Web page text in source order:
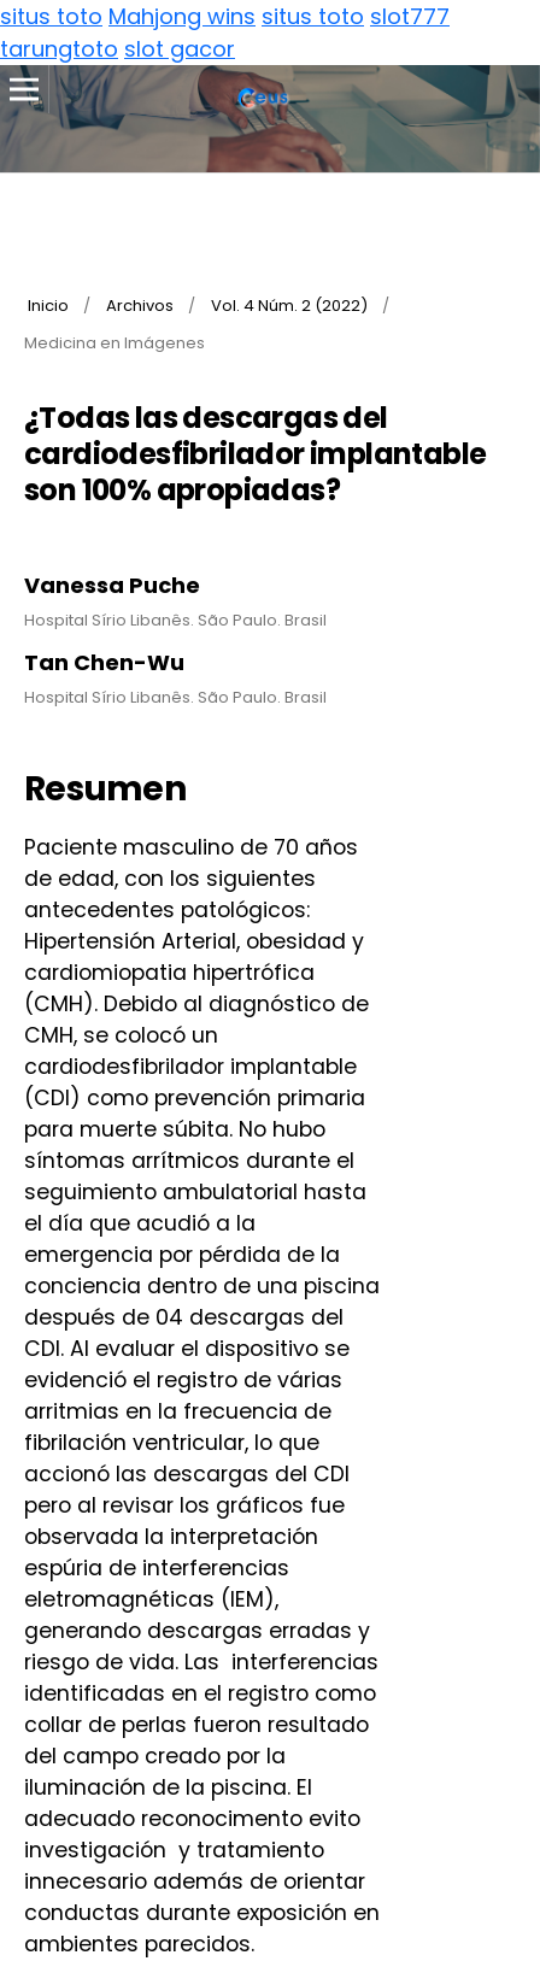
situs toto Mahjong wins situs toto slot777
tarungtoto slot gacor
Inicio / Archivos / Vol. 4 Núm. 2 (2022)
/
Medicina en Imágenes
¿Todas las descargas del
cardiodesfibrilador implantable
son 100% apropiadas?
Vanessa Puche
Hospital Sírio Libanês. São Paulo. Brasil
Tan Chen-Wu
Hospital Sírio Libanês. São Paulo. Brasil
Resumen
Paciente masculino de 70 años
de edad, con los siguientes
antecedentes patológicos:
Hipertensión Arterial, obesidad y
cardiomiopatia hipertrófica
(CMH). Debido al diagnóstico de
CMH, se colocó un
cardiodesfibrilador implantable
(CDI) como prevención primaria
para muerte súbita. No hubo
síntomas arrítmicos durante el
seguimiento ambulatorial hasta
el día que acudió a la
emergencia por pérdida de la
conciencia dentro de una piscina
después de 04 descargas del
CDI. Al evaluar el dispositivo se
evidenció el registro de várias
arritmias en la frecuencia de
fibrilación ventricular, lo que
accionó las descargas del CDI
pero al revisar los gráficos fue
observada la interpretación
espúria de interferencias
eletromagnéticas (IEM),
generando descargas erradas y
riesgo de vida. Las interferencias
identificadas en el registro como
collar de perlas fueron resultado
del campo creado por la
iluminación de la piscina. El
adecuado reconocimento evito
investigación y tratamiento
innecesario además de orientar
conductas durante exposición en
ambientes parecidos.